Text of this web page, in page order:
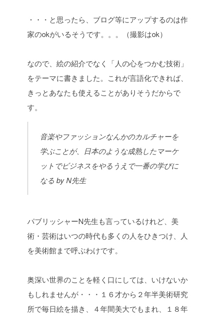
・・・と思ったら、ブログ等にアップするのは作
家のokがいるそうです。。。（撮影はok）
なので、絵の紹介でなく「人の心をつかむ技術」
をテーマに書きました。 これが言語化できれば、
きっとあなたも使えることがありそうだからで
す。
音楽やファッションなんかのカルチャーを
学ぶことが、日本のような成熟したマーケ
ットでビジネスをやるうえで一番の学びに
なる by N先生
パブリッシャーN先生も言っているけれど、美
術・芸術はいつの時代も多くの人をひきつけ、人
を美術館まで呼ぶわけです。
奥深い世界のことを軽く口にしては、いけないか
もしれませんが・・・ １６才から２年半美術研究
所で毎日絵を描き、４年間美大でもまれ、１８年